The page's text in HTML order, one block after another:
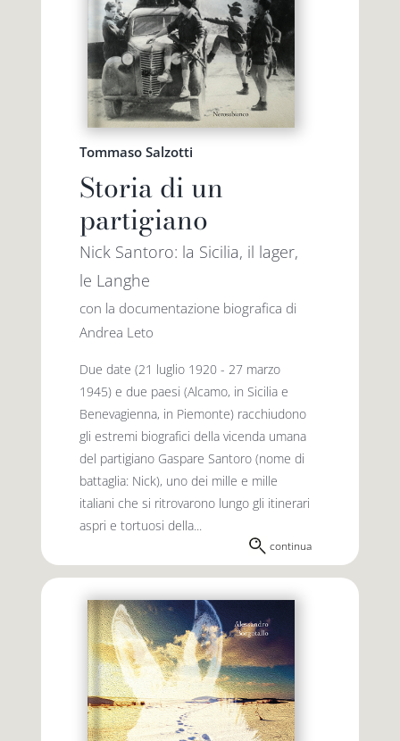
i traghetti
i fuori collana
Premio letterario Giallovalle
il tuo carrello
Tommaso Salzotti
Storia di un
partigiano
Nick Santoro: la Sicilia, il lager,
le Langhe
con la documentazione biografica di
Andrea Leto
Due date (21 luglio 1920 - 27 marzo
1945) e due paesi (Alcamo, in Sicilia e
Benevagienna, in Piemonte) racchiudono
gli estremi biografici della vicenda umana
del partigiano Gaspare Santoro (nome di
battaglia: Nick), uno dei mille e mille
italiani che si ritrovarono lungo gli itinerari
aspri e tortuosi della...
continua